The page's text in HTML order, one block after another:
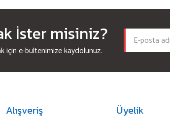
İster misiniz?
için e-bültenimize kaydolunuz.
Alışveriş Üyelik